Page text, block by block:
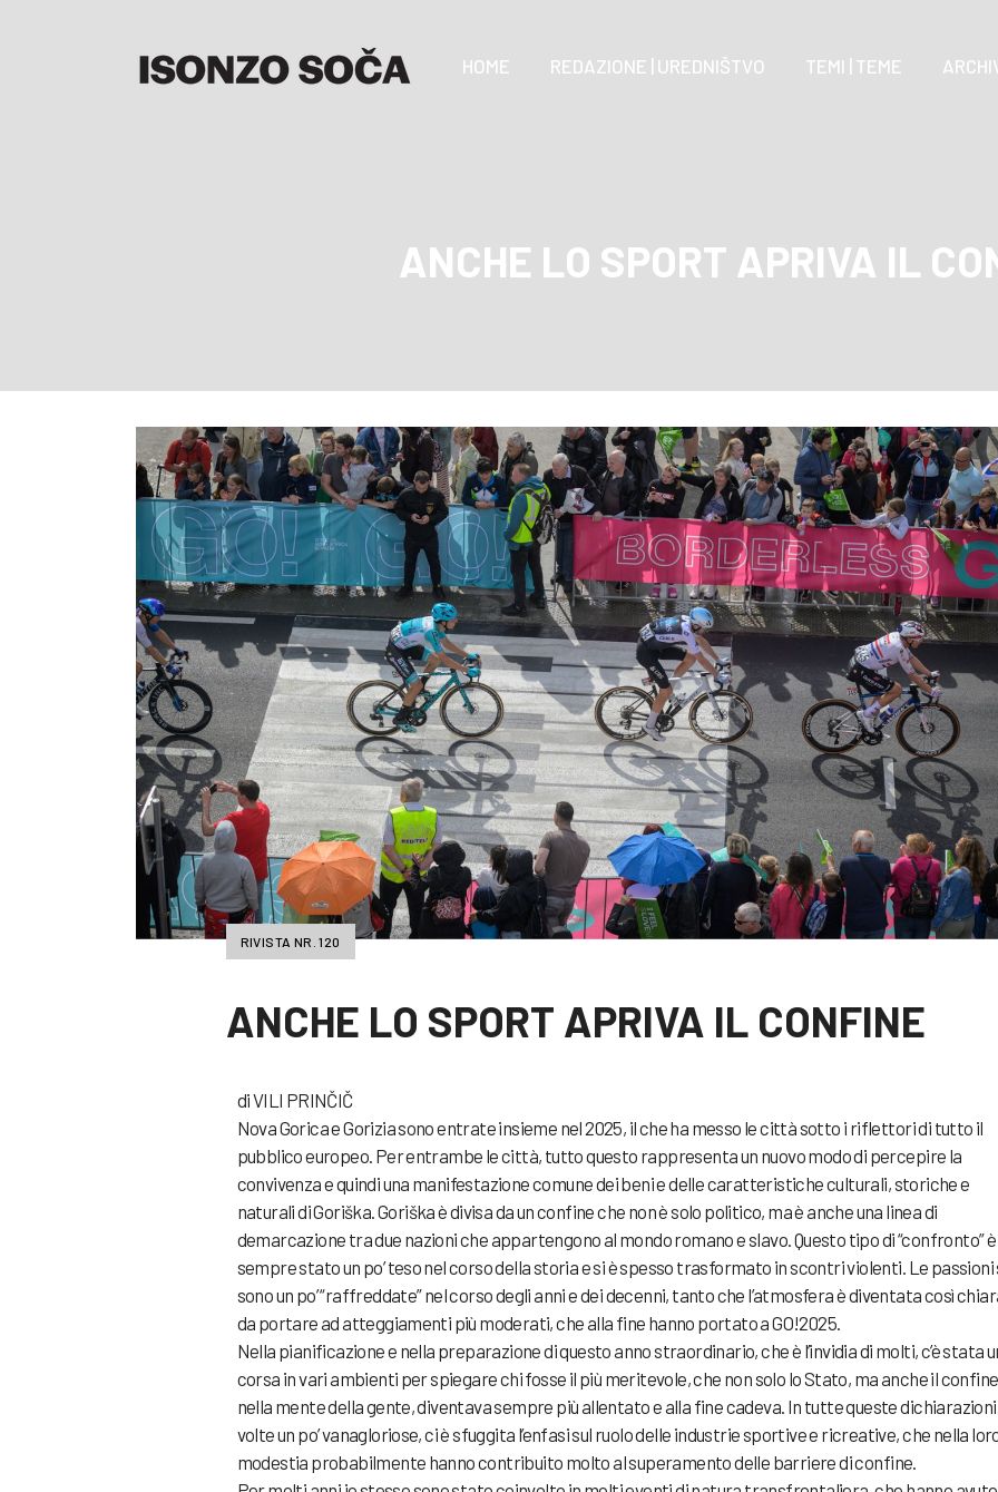
HOME REDAZIONE | UREDNIŠTVO TEMI | TEME
ANCHE LO SPORT APRIVA IL
RIVISTA NR. 120
ANCHE LO SPORT APRIVA IL CONFINE
di VILI PRINČIČ
Nova Gorica e Gorizia sono entrate insieme nel 2025, il che ha messo le città sotto i riflettori di tutto il
pubblico europeo. Per entrambe le città, tutto questo rappresenta un nuovo modo di percepire la
convivenza e quindi una manifestazione comune dei beni e delle caratteristiche culturali, storiche e
naturali di Goriška. Goriška è divisa da un confine che non è solo politico, ma è anche una linea di
demarcazione tra due nazioni che appartengono al mondo romano e slavo. Questo tipo di “confronto” è
sempre stato un po’ teso nel corso della storia e si è spesso trasformato in scontri violenti. Le passioni
sono un po’ “raffreddate” nel corso degli anni e dei decenni, tanto che l’atmosfera è diventata così
da portare ad atteggiamenti più moderati, che alla fine hanno portato a GO!2025.
Nella pianificazione e nella preparazione di questo anno straordinario, che è l’invidia di molti, c’è stata
corsa in vari ambienti per spiegare chi fosse il più meritevole, che non solo lo Stato, ma anche il confine
nella mente della gente, diventava sempre più allentato e alla fine cadeva. In tutte queste
volte un po’ vanagloriose, ci è sfuggita l’enfasi sul ruolo delle industrie sportive e ricreative, che nella
modestia probabilmente hanno contribuito molto al superamento delle barriere di confine.